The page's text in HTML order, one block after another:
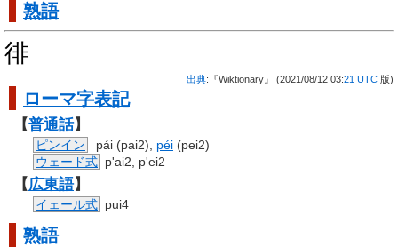
熟語
徘
出典:『Wiktionary』 (2021/08/12 03:21 UTC 版)
ローマ字表記
【普通話】
ピンイン pái (pai2), péi (pei2)
ウェード式 p'ai2, p'ei2
【広東語】
イェール式 pui4
熟語